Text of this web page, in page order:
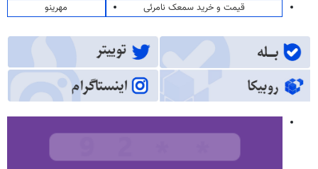
قیمت و خرید سمعک نامرئی
مهرینو